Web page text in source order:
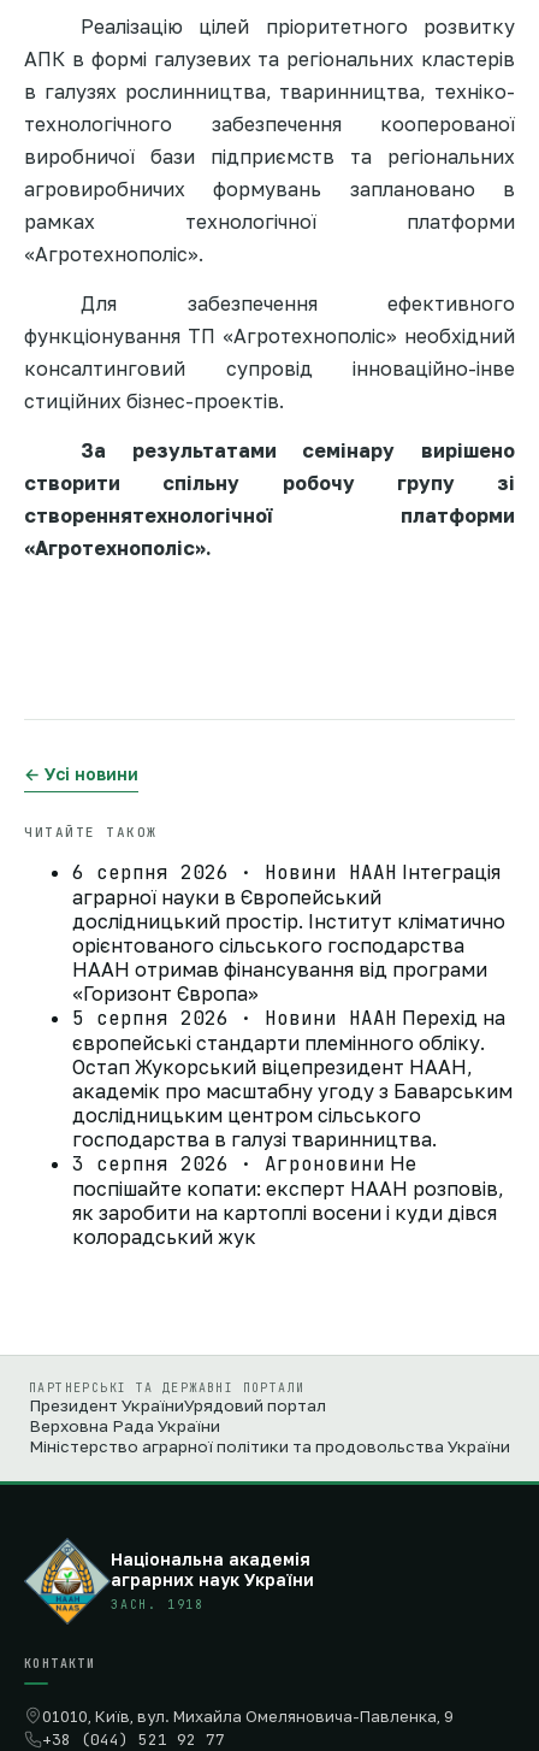
Реалізацію цілей пріоритетного розвитку
АПК в формі галузевих та регіональних кластерів
в галузях рослинництва, тваринництва, техніко-
технологічного забезпечення кооперованої
виробничої бази підприємств та регіональних
агровиробничих формувань заплановано в
рамках технологічної платформи
«Агротехнополіс».
Для забезпечення ефективного
функціонування ТП «Агротехнополіс» необхідний
консалтинговий супровід інноваційно-інве
стиційних бізнес-проектів.
За результатами семінару вирішено
створити спільну робочу групу зі
створеннятехнологічної платформи
«Агротехнополіс».
← Усі новини
ЧИТАЙТЕ ТАКОЖ
6 серпня 2026 · Новини НААН Інтеграція
аграрної науки в Європейський
дослідницький простір. Інститут кліматично
орієнтованого сільського господарства
НААН отримав фінансування від програми
«Горизонт Європа»
5 серпня 2026 · Новини НААН Перехід на
європейські стандарти племінного обліку.
Остап Жукорський віцепрезидент НААН,
академік про масштабну угоду з Баварським
дослідницьким центром сільського
господарства в галузі тваринництва.
3 серпня 2026 · Агроновини Не
поспішайте копати: експерт НААН розповів,
як заробити на картоплі восени і куди дівся
колорадський жук
ПАРТНЕРСЬКІ ТА ДЕРЖАВНІ ПОРТАЛИ
Президент УкраїниУрядовий портал
Верховна Рада України
Міністерство аграрної політики та продовольства України
Національна академія
аграрних наук України
ЗАСН. 1918
КОНТАКТИ
01010, Київ, вул. Михайла Омеляновича-Павленка, 9
+38 (044) 521 92 77